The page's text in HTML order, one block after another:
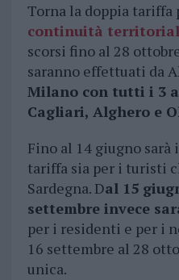
Torna la doppia tariffa
continuità
scorsi fino al 28
saranno effettuati da
Milano con tutti i 3
Cagliari, Alghero e
Fino al 14 giugno sarà
tariffa sia per i turisti
Sardegna. Dal 15
settembre invece
per i residenti e per i
16 settembre al 28
unica.